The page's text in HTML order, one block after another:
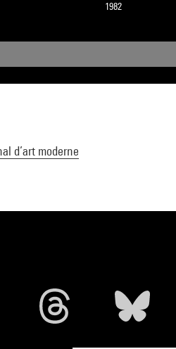
1982
d’art moderne